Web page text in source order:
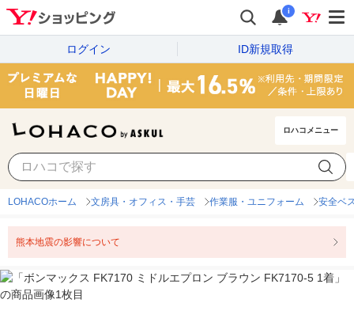
i
ログイン ID新規取得
ロハコメニュー
LOHACOホーム 文房具・オフィス・手芸 作業服・ユニフォーム 安全ベ
熊本地震の影響について